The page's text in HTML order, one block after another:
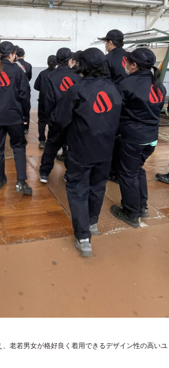
老若男女が格好良く着用できるデザイン性の高いユ